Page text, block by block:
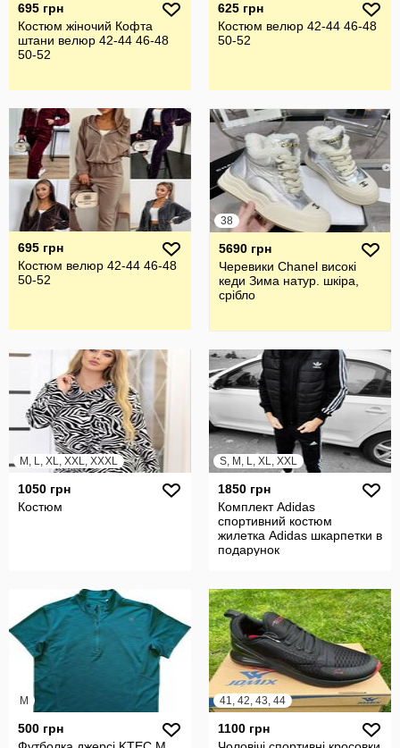
695 грн
Костюм жіночий Кофта
штани велюр 42-44 46-48
50-52
625 грн
Костюм велюр 42-44 46-48
50-52
695 грн
Костюм велюр 42-44 46-48
50-52
38
5690 грн
Черевики Chanel високі
кеди Зима натур. шкіра,
срібло
M, L, XL, XXL, XXXL
1050 грн
Костюм
S, M, L, XL, XXL
1850 грн
Комплект Adidas
спортивний костюм
жилетка Adidas шкарпетки в
подарунок
M
500 грн
41, 42, 43, 44
1100 грн